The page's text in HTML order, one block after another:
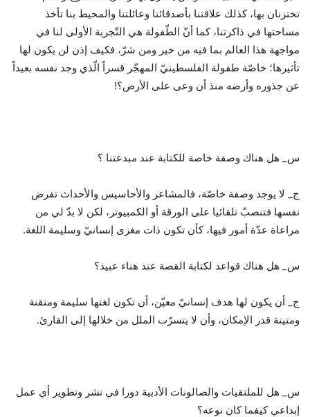
تختزنان بها، كذلك علاقتنا بأصدقائنا وعائلتنا والمحيط بنا تأخذ
مساحتها في ذاكرتنا، كما أنّ الطّفولة هي التّجربة الأولى لنا في
مواجهة هذا العالم بما فيه من خير ومن شرّ، فكيف إذن لن يكون لها
تأثيرها؛ خاصّة طفولة الفلسطينيّ المهجّر قسراً الّذي وجد نفسه بعيداً
عن جذوره وأرضه منذ أن وعى على الأرض؟!
س_ هل هناك وصفة خاصة للكتابة عند مبدعتنا ؟
ج_ لا يوجد وصفة خاصّة، فالمشاعر والأحاسيس والأحداث تفرض
نفسها فتنصبّ تلقائيا على الورقة أو الكمبيوتر، لكن لا بدّ لي من
مراعاة عدّة أمور فيها، كأن تكون ذات مغزى إنسانيّ وسليمة اللغة.
س_ هل هناك قواعد لكتابة القصة عند هناء عبيد؟
ج_ أن يكون لها هدف إنسانيّ معيّن، أن تكون لغتها سليمة ومتقنة
ومتينة قدر الإمكان، وأن لا يتسرّب الملل من خلالها إلى القارئ.
س_ هل للملتقيات والصالونات الأدبية دورا في نشر وتطوير أي عمل
إبداعي كيفما كان نوعه؟